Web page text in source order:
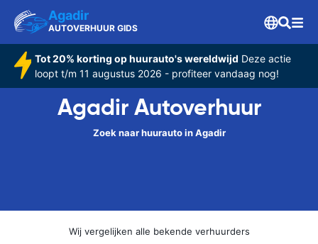
Agadir
AUTOVERHUUR GIDS
Tot 20% korting op huurauto's wereldwijd Deze actie
loopt t/m 11 augustus 2026 - profiteer vandaag nog!
Agadir Autoverhuur
Zoek naar huurauto in Agadir
Wij vergelijken alle bekende verhuurders